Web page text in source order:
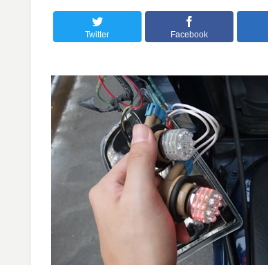
Twitter Facebook